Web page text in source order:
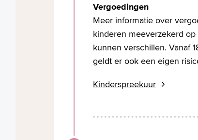
Vergoedingen
Meer informatie over
kinderen meeverzekerd
kunnen verschillen. Vanaf
geldt er ook een eigen
Kinderspreekuur